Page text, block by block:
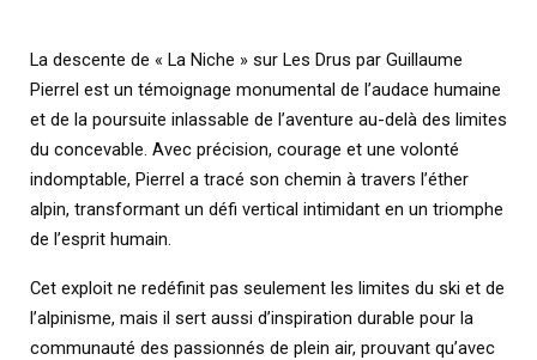
La descente de « La Niche » sur Les Drus par Guillaume
Pierrel est un témoignage monumental de l’audace humaine
et de la poursuite inlassable de l’aventure au-delà des limites
du concevable. Avec précision, courage et une volonté
indomptable, Pierrel a tracé son chemin à travers l’éther
alpin, transformant un défi vertical intimidant en un triomphe
de l’esprit humain.
Cet exploit ne redéfinit pas seulement les limites du ski et de
l’alpinisme, mais il sert aussi d’inspiration durable pour la
communauté des passionnés de plein air, prouvant qu’avec